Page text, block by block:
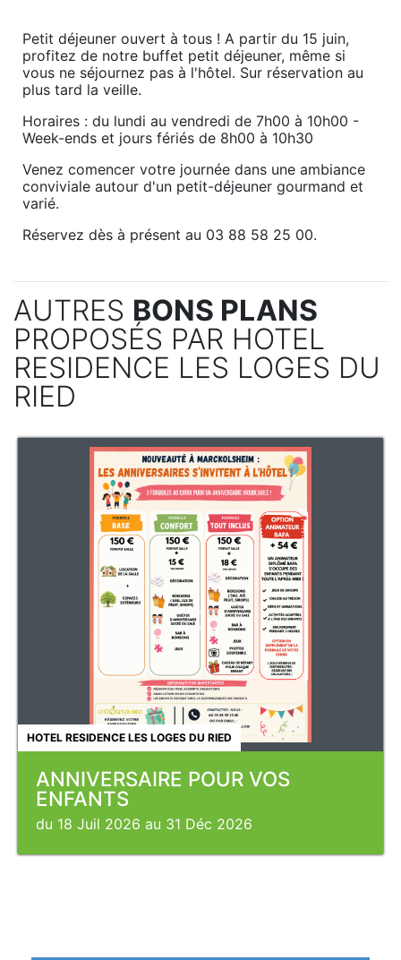
Petit déjeuner ouvert à tous ! A partir du 15 juin,
profitez de notre buffet petit déjeuner, même si
vous ne séjournez pas à l'hôtel. Sur réservation au
plus tard la veille.
Horaires : du lundi au vendredi de 7h00 à 10h00 -
Week-ends et jours fériés de 8h00 à 10h30
Venez comencer votre journée dans une ambiance
conviviale autour d'un petit-déjeuner gourmand et
varié.
Réservez dès à présent au 03 88 58 25 00.
AUTRES BONS PLANS
PROPOSÉS PAR HOTEL
RESIDENCE LES LOGES DU
RIED
ANNIVERSAIRE POUR VOS
ENFANTS
du 18 Juil 2026 au 31 Déc 2026
HOTEL RESIDENCE LES LOGES DU RIED